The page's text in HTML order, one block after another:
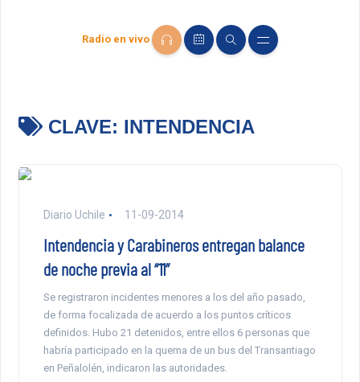
Radio en vivo
CLAVE: INTENDENCIA
Diario Uchile 11-09-2014
Intendencia y Carabineros entregan balance
de noche previa al “11”
Se registraron incidentes menores a los del año pasado,
de forma focalizada de acuerdo a los puntos críticos
definidos. Hubo 21 detenidos, entre ellos 6 personas que
habría participado en la quema de un bus del Transantiago
en Peñalolén, indicaron las autoridades.